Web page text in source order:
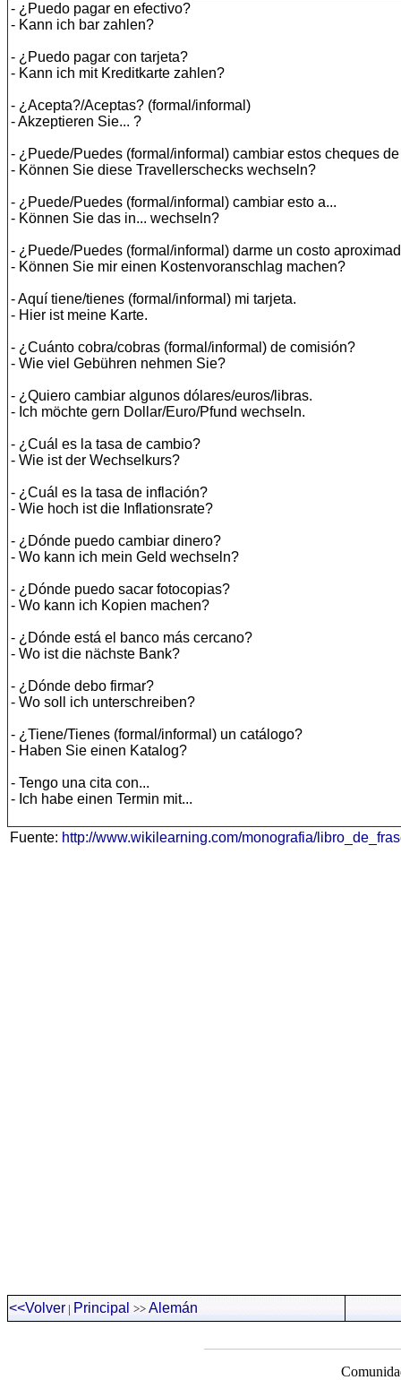
- ¿Puedo pagar en efectivo?
- Kann ich bar zahlen?
- ¿Puedo pagar con tarjeta?
- Kann ich mit Kreditkarte zahlen?
- ¿Acepta?/Aceptas? (formal/informal)
- Akzeptieren Sie... ?
- ¿Puede/Puedes (formal/informal) cambiar estos cheques
- Können Sie diese Travellerschecks wechseln?
- ¿Puede/Puedes (formal/informal) cambiar esto a...
- Können Sie das in... wechseln?
- ¿Puede/Puedes (formal/informal) darme un costo
- Können Sie mir einen Kostenvoranschlag machen?
- Aquí tiene/tienes (formal/informal) mi tarjeta.
- Hier ist meine Karte.
- ¿Cuánto cobra/cobras (formal/informal) de comisión?
- Wie viel Gebühren nehmen Sie?
- ¿Quiero cambiar algunos dólares/euros/libras.
- Ich möchte gern Dollar/Euro/Pfund wechseln.
- ¿Cuál es la tasa de cambio?
- Wie ist der Wechselkurs?
- ¿Cuál es la tasa de inflación?
- Wie hoch ist die Inflationsrate?
- ¿Dónde puedo cambiar dinero?
- Wo kann ich mein Geld wechseln?
- ¿Dónde puedo sacar fotocopias?
- Wo kann ich Kopien machen?
- ¿Dónde está el banco más cercano?
- Wo ist die nächste Bank?
- ¿Dónde debo firmar?
- Wo soll ich unterschreiben?
- ¿Tiene/Tienes (formal/informal) un catálogo?
- Haben Sie einen Katalog?
- Tengo una cita con...
- Ich habe einen Termin mit...
Fuente: http://www.wikilearning.com/monografia/
<<Volver | Principal >> Alemán